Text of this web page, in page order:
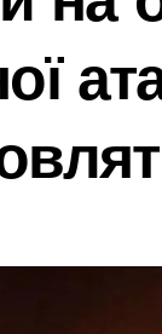
та 2500
який вид